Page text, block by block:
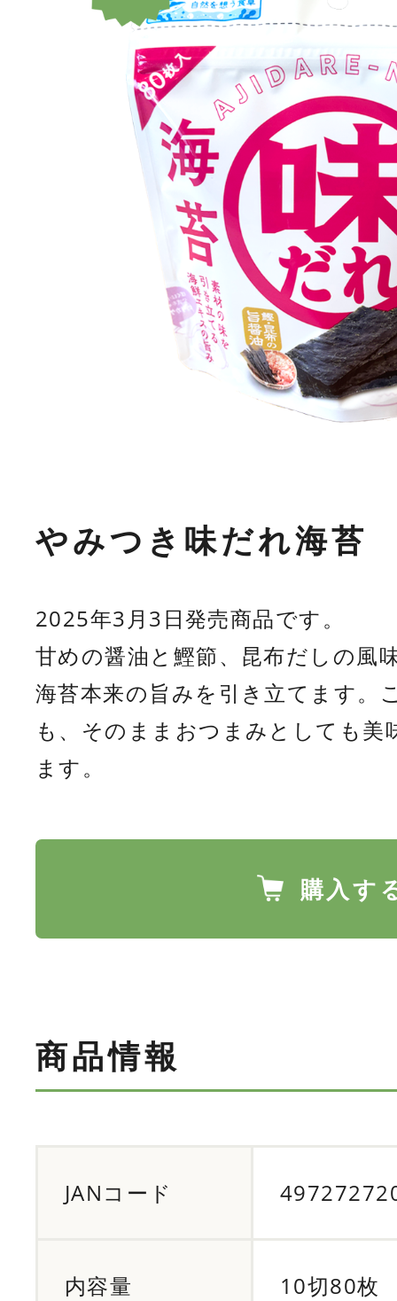
やみつき味だれ海苔
2025年3月3日発売商品です。
甘めの醤油と鰹節、昆布だしの風
海苔本来の旨みを引き立てます。
も、そのままおつまみとしても
購入す
商品情報
JANコード
内容量 10切80枚